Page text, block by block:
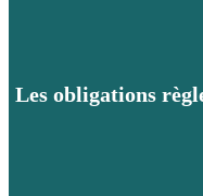
Les obligations